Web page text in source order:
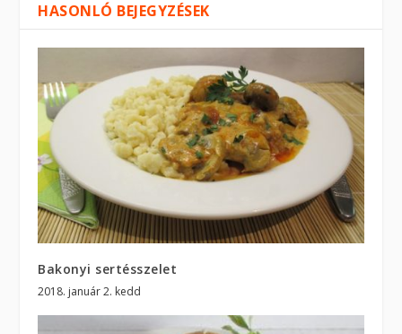
HASONLÓ BEJEGYZÉSEK
Bakonyi sertésszelet
2018. január 2. kedd